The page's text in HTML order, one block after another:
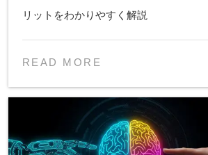
リットをわかりやすく解説
READ MORE